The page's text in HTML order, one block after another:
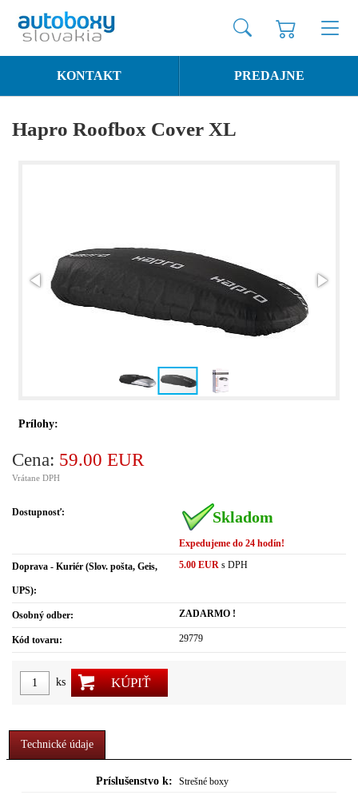
KONTAKT PREDAJNE
Hapro Roofbox Cover XL
Prílohy:
Cena: 59.00 EUR
Vrátane DPH
Dostupnosť: Skladom
Expedujeme do 24 hodín!
Doprava - Kuriér (Slov. pošta, Geis,
UPS):
5.00 EUR s DPH
Osobný odber: ZADARMO !
Kód tovaru: 29779
ks KÚPIŤ
Technické údaje
Príslušenstvo k: Strešné boxy